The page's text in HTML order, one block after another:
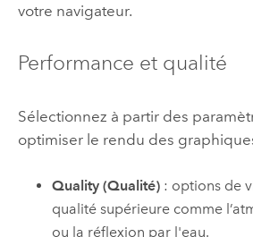
votre navigateur.
Performance et qualité
Sélectionnez à partir des
optimiser le rendu des
Quality (Qualité) : options de
qualité supérieure comme
ou la réflexion par l'eau.